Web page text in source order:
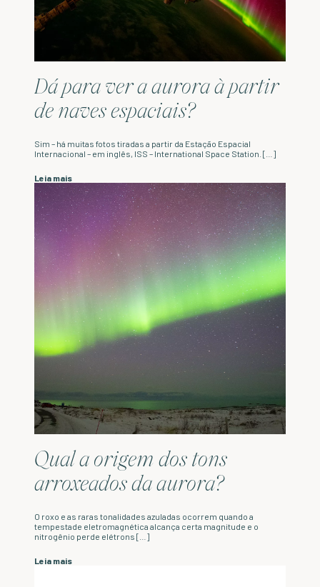
Dá para ver a aurora à partir
de naves espaciais?
Sim – há muitas fotos tiradas a partir da Estação Espacial
Internacional – em inglês, ISS – International Space Station. […]
Leia mais
Qual a origem dos tons
arroxeados da aurora?
O roxo e as raras tonalidades azuladas ocorrem quando a
tempestade eletromagnética alcança certa magnitude e o
nitrogênio perde elétrons […]
Leia mais